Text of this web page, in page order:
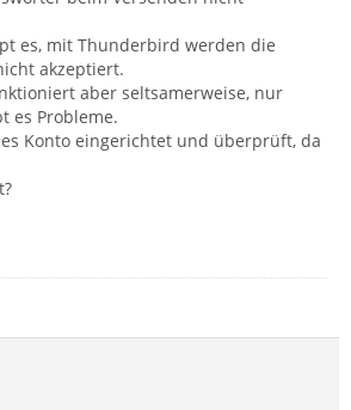
es, mit Thunderbird werden die
akzeptiert.
aber seltsamerweise, nur
es Probleme.
Konto eingerichtet und überprüft, da